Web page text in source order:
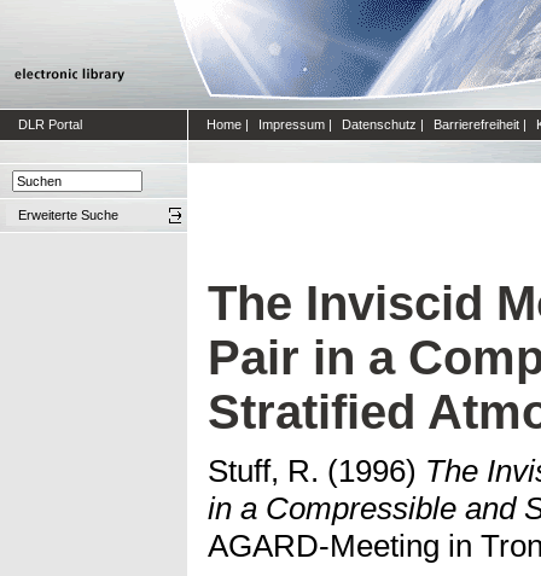
DLR Portal Home | Impressum | Datenschutz | Barrierefreiheit |
Erweiterte Suche
The Inviscid
Pair in a
Stratified
Stuff, R. (1996) The
in a Compressible and
AGARD-Meeting in